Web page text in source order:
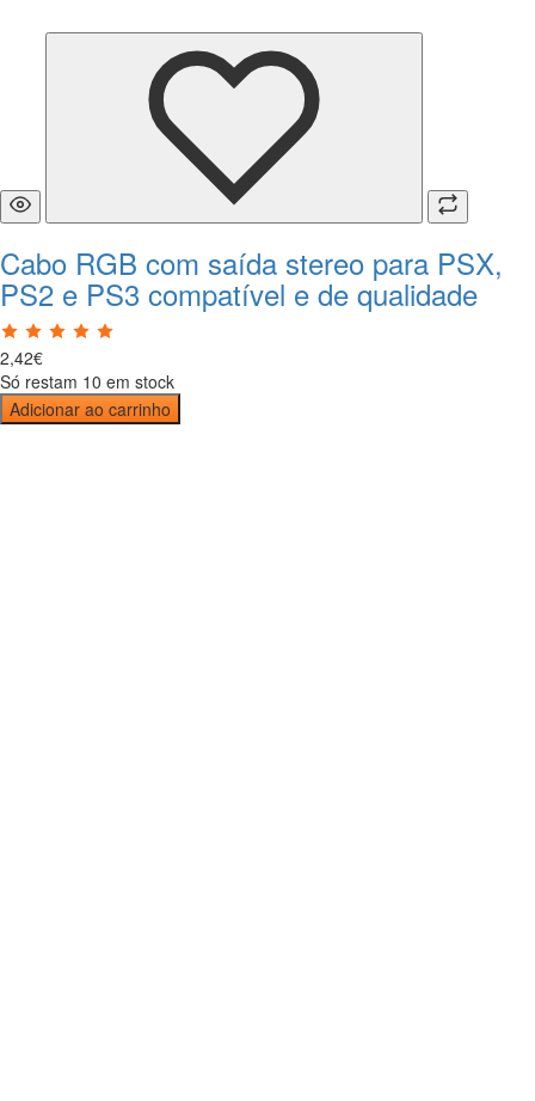
Cabo RGB com saída stereo para PSX,
PS2 e PS3 compatível e de qualidade
2,42€
Só restam 10 em stock
Adicionar ao carrinho